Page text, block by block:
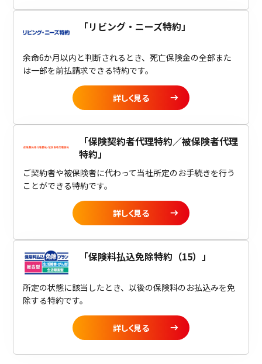
「リビング・ニーズ特約」
余命6か月以内と判断されるとき、死亡保険金の全部また
は一部を前払請求できる特約です。
詳しく見る
「保険契約者代理特約／被保険者代理
特約」
ご契約者や被保険者に代わって当社所定のお手続きを行う
ことができる特約です。
詳しく見る
「保険料払込免除特約（15）」
所定の状態に該当したとき、以後の保険料のお払込みを免
除する特約です。
詳しく見る